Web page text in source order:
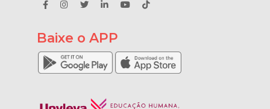
Baixe o APP